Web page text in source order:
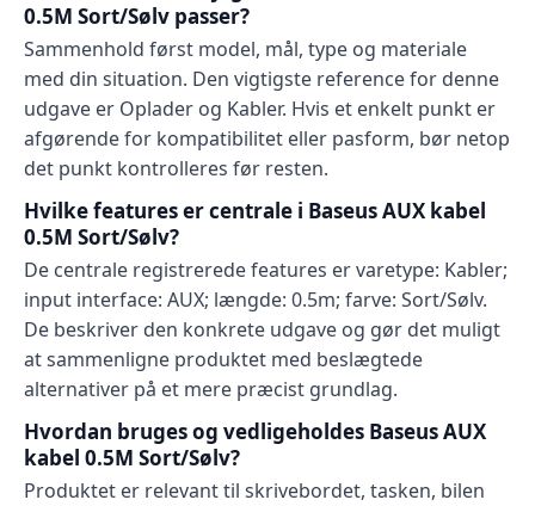
0.5M Sort/Sølv passer?
Sammenhold først model, mål, type og materiale
med din situation. Den vigtigste reference for denne
udgave er Oplader og Kabler. Hvis et enkelt punkt er
afgørende for kompatibilitet eller pasform, bør netop
det punkt kontrolleres før resten.
Hvilke features er centrale i Baseus AUX kabel
0.5M Sort/Sølv?
De centrale registrerede features er varetype: Kabler;
input interface: AUX; længde: 0.5m; farve: Sort/Sølv.
De beskriver den konkrete udgave og gør det muligt
at sammenligne produktet med beslægtede
alternativer på et mere præcist grundlag.
Hvordan bruges og vedligeholdes Baseus AUX
kabel 0.5M Sort/Sølv?
Produktet er relevant til skrivebordet, tasken, bilen